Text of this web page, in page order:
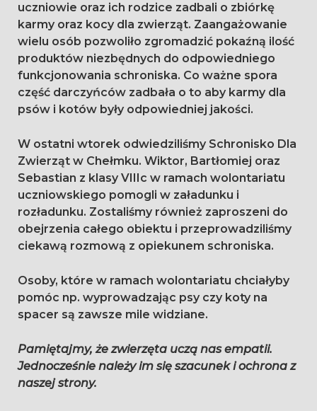
uczniowie oraz ich rodzice zadbali o zbiórkę
karmy oraz kocy dla zwierząt. Zaangażowanie
wielu osób pozwoliło zgromadzić pokaźną ilość
produktów niezbędnych do odpowiedniego
funkcjonowania schroniska. Co ważne spora
część darczyńców zadbała o to aby karmy dla
psów i kotów były odpowiedniej jakości.
W ostatni wtorek odwiedziliśmy Schronisko Dla
Zwierząt w Chełmku. Wiktor, Bartłomiej oraz
Sebastian z klasy VIIIc w ramach wolontariatu
uczniowskiego pomogli w załadunku i
rozładunku. Zostaliśmy również zaproszeni do
obejrzenia całego obiektu i przeprowadziliśmy
ciekawą rozmową z opiekunem schroniska.
Osoby, które w ramach wolontariatu chciałyby
pomóc np. wyprowadzając psy czy koty na
spacer są zawsze mile widziane.
Pamiętajmy, że zwierzęta uczą nas empatii.
Jednocześnie należy im się szacunek i ochrona z
naszej strony.